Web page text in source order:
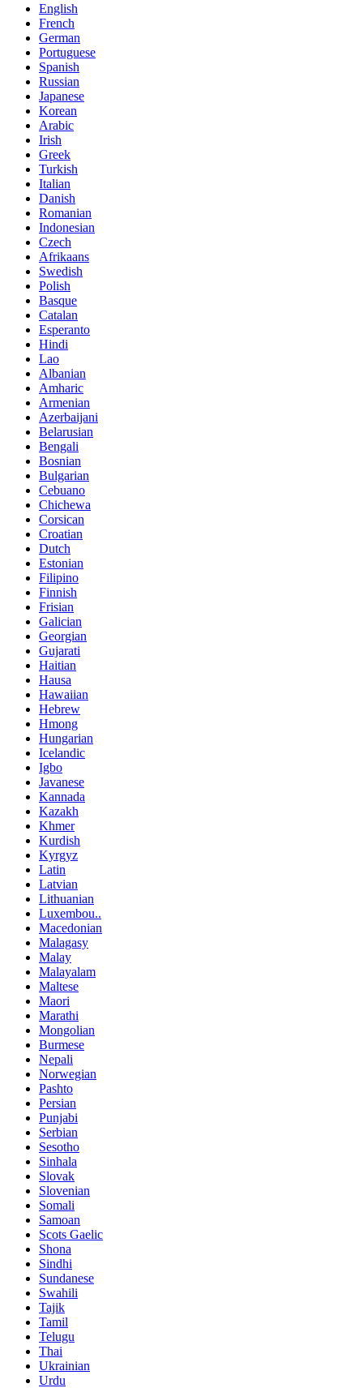
English
French
German
Portuguese
Spanish
Russian
Japanese
Korean
Arabic
Irish
Greek
Turkish
Italian
Danish
Romanian
Indonesian
Czech
Afrikaans
Swedish
Polish
Basque
Catalan
Esperanto
Hindi
Lao
Albanian
Amharic
Armenian
Azerbaijani
Belarusian
Bengali
Bosnian
Bulgarian
Cebuano
Chichewa
Corsican
Croatian
Dutch
Estonian
Filipino
Finnish
Frisian
Galician
Georgian
Gujarati
Haitian
Hausa
Hawaiian
Hebrew
Hmong
Hungarian
Icelandic
Igbo
Javanese
Kannada
Kazakh
Khmer
Kurdish
Kyrgyz
Latin
Latvian
Lithuanian
Luxembou..
Macedonian
Malagasy
Malay
Malayalam
Maltese
Maori
Marathi
Mongolian
Burmese
Nepali
Norwegian
Pashto
Persian
Punjabi
Serbian
Sesotho
Sinhala
Slovak
Slovenian
Somali
Samoan
Scots Gaelic
Shona
Sindhi
Sundanese
Swahili
Tajik
Tamil
Telugu
Thai
Ukrainian
Urdu